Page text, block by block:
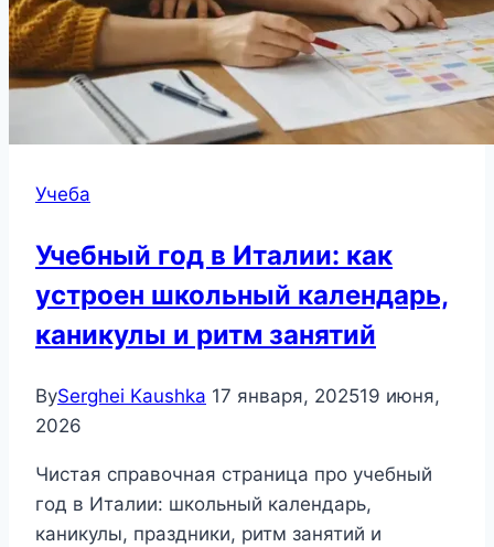
Учеба
Учебный год в Италии: как
устроен школьный календарь,
каникулы и ритм занятий
BySerghei Kaushka 17 января, 202519 июня,
2026
Чистая справочная страница про учебный
год в Италии: школьный календарь,
каникулы, праздники, ритм занятий и